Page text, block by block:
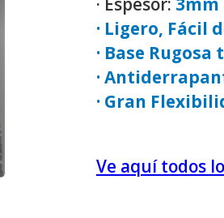
· Ligero, Fácil
· Base
·
· Gran
Ve aquí todos